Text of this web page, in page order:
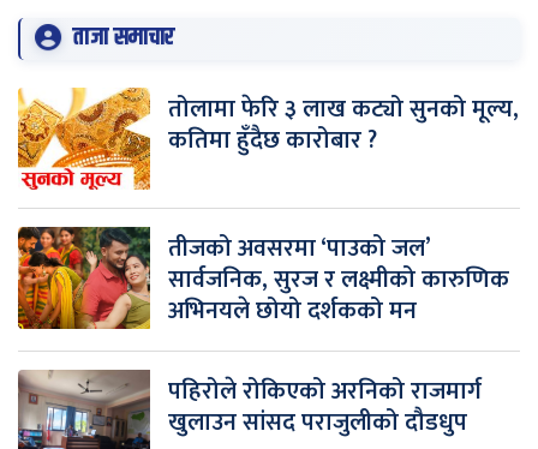
ताजा समाचार
तोलामा फेरि ३ लाख कट्यो सुनको मूल्य,
कतिमा हुँदैछ कारोबार ?
तीजको अवसरमा ‘पाउको जल’
सार्वजनिक, सुरज र लक्ष्मीको कारुणिक
अभिनयले छोयो दर्शकको मन
पहिरोले रोकिएको अरनिको राजमार्ग
खुलाउन सांसद पराजुलीको दौडधुप